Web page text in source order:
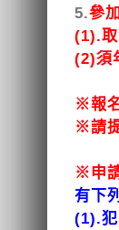
5.參
(1).
(2)須
※報
※請
※申
有下
(1).犯